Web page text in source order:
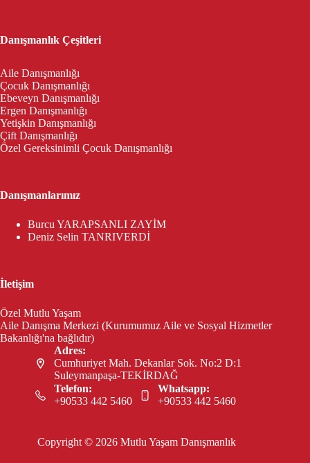
Danışmanlık Çeşitleri
Aile Danışmanlığı
Çocuk Danışmanlığı
Ebeveyn Danışmanlığı
Ergen Danışmanlığı
Yetişkin Danışmanlığı
Çift Danışmanlığı
Özel Gereksinimli Çocuk Danışmanlığı
Danışmanlarımız
Burcu YARAPSANLI ZAYİM
Deniz Selin TANRIVERDİ
İletişim
Özel Mutlu Yaşam
Aile Danışma Merkezi (Kurumumuz Aile ve Sosyal Hizmetler
Bakanlığı'na bağlıdır)
Adres:
Cumhuriyet Mah. Dekanlar Sok. No:2 D:1
Suleymanpaşa-TEKİRDAĞ
Telefon:
+90533 442 5460
Whatsapp:
+90533 442 5460
Copyright © 2026 Mutlu Yaşam Danışmanlık